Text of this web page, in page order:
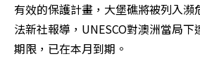
有效的保護計畫，大堡礁將被列入瀕
法新社報導，UNESCO對澳洲當局
期限，已在本月到期。